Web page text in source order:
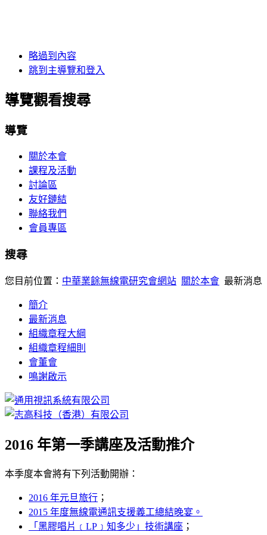
略過到內容
跳到主導覽和登入
導覽觀看搜尋
導覽
關於本會
課程及活動
討論區
友好鏈結
聯絡我們
會員專區
搜尋
您目前位置： 中華業餘無線電研究會網站 關於本會 最新消息
簡介
最新消息
組織章程大綱
組織章程細則
會董會
鳴謝啟示
2016 年第一季講座及活動推介
本季度本會將有下列活動開辦：
2016 年元旦旅行 ；
2015 年度無線電通訊支援義工總結晚宴。
「黑膠唱片﹝LP﹞知多少」技術講座 ；